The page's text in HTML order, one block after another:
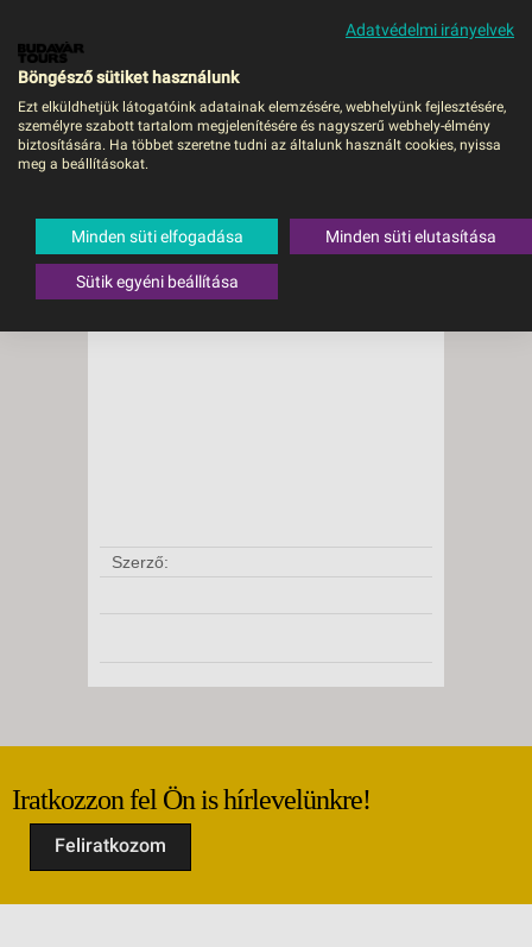
MENÜ
Szerző:
Iratkozzon fel Ön is hírlevelünkre!
Feliratkozom
Adatvédelmi irányelvek
Böngésző sütiket használunk
Ezt elküldhetjük látogatóink adatainak elemzésére, webhelyünk fejlesztésére,
személyre szabott tartalom megjelenítésére és nagyszerű webhely-élmény
biztosítására. Ha többet szeretne tudni az általunk használt cookies, nyissa
meg a beállításokat.
Minden süti elfogadása Minden süti elutasítása
Sütik egyéni beállítása